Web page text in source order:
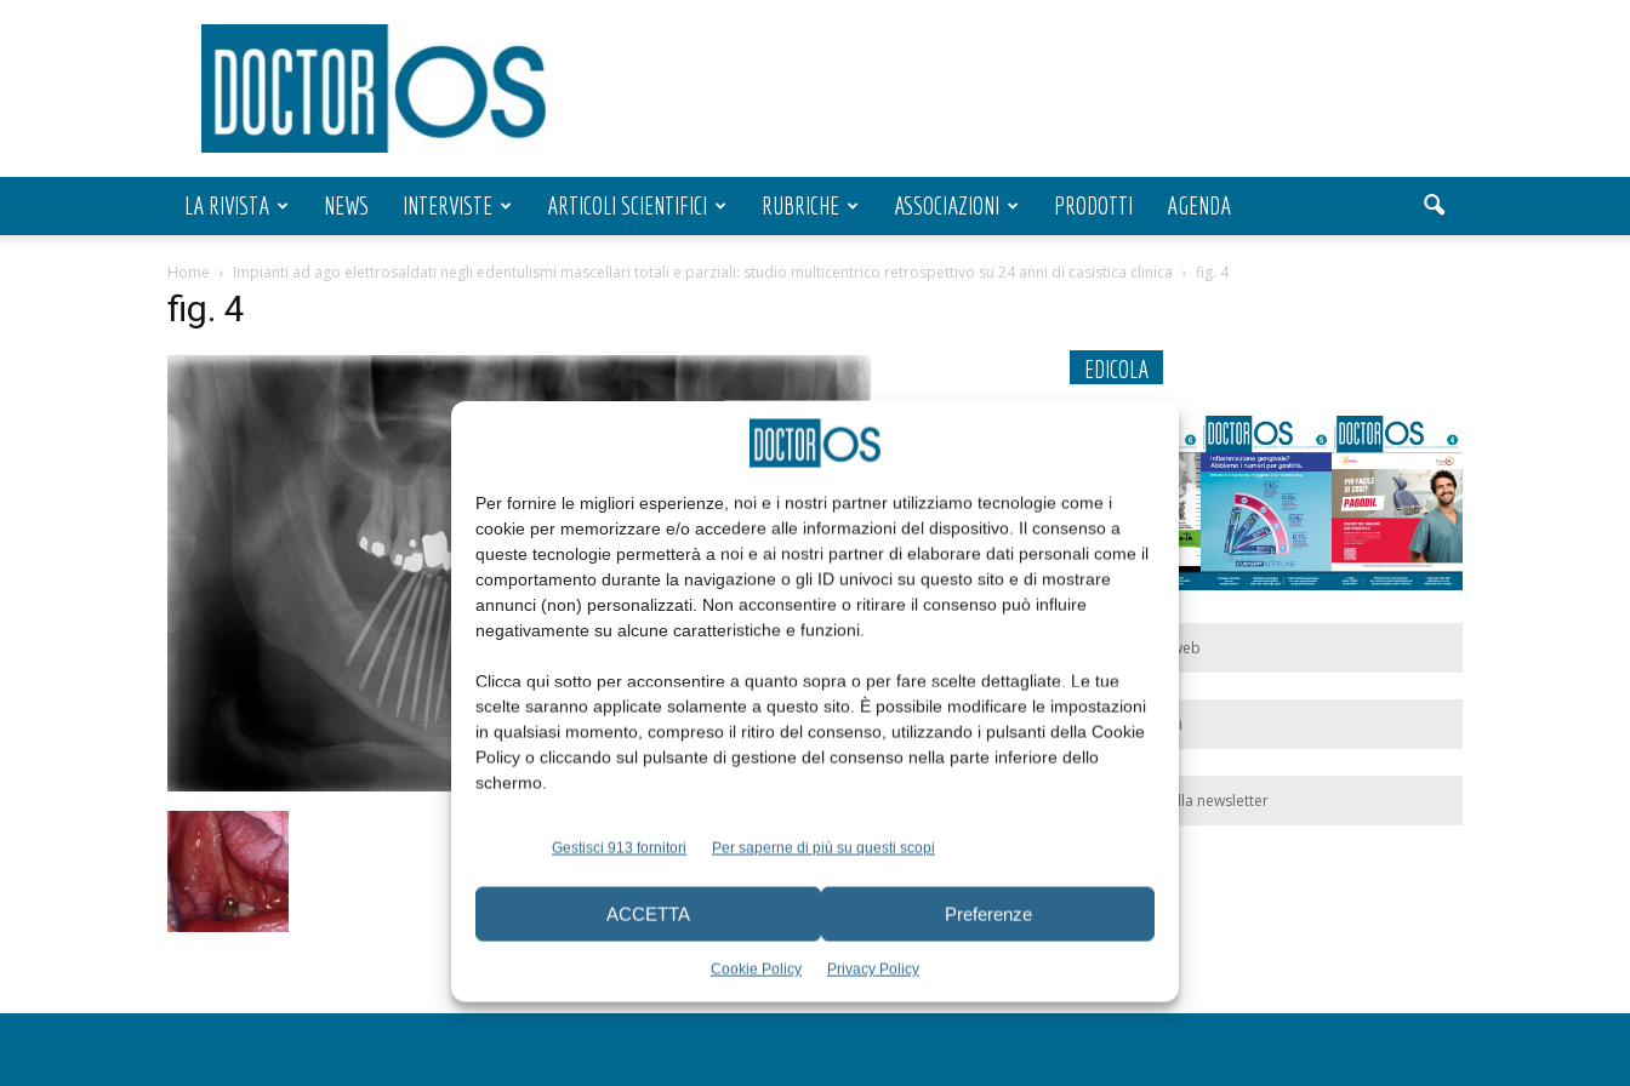
Per fornire le migliori esperienze, noi e i nostri partner utilizziamo tecnologie come i
cookie per memorizzare e/o accedere alle informazioni del dispositivo. Il consenso a
queste tecnologie permetterà a noi e ai nostri partner di elaborare dati personali come il
comportamento durante la navigazione o gli ID univoci su questo sito e di mostrare
annunci (non) personalizzati. Non acconsentire o ritirare il consenso può influire
negativamente su alcune caratteristiche e funzioni.
Clicca qui sotto per acconsentire a quanto sopra o per fare scelte dettagliate. Le tue
scelte saranno applicate solamente a questo sito. È possibile modificare le impostazioni
in qualsiasi momento, compreso il ritiro del consenso, utilizzando i pulsanti della Cookie
Policy o cliccando sul pulsante di gestione del consenso nella parte inferiore dello
schermo.
Gestisci 913 fornitori Per saperne di più su questi scopi
ACCETTA Preferenze
Cookie Policy Privacy Policy
Doctor
OS
LA RIVISTA NEWS INTERVISTE ARTICOLI SCIENTIFICI RUBRICHE ASSOCIAZIONI PRODOTTI AGENDA
Home Impianti ad ago elettrosaldati negli edentulismi mascellari totali e parziali: studio multicentrico retrospettivo su 24 anni di casistica clinica fig. 4
fig. 4
EDICOLA
Edicola web
Abbonati
Iscriviti alla newsletter